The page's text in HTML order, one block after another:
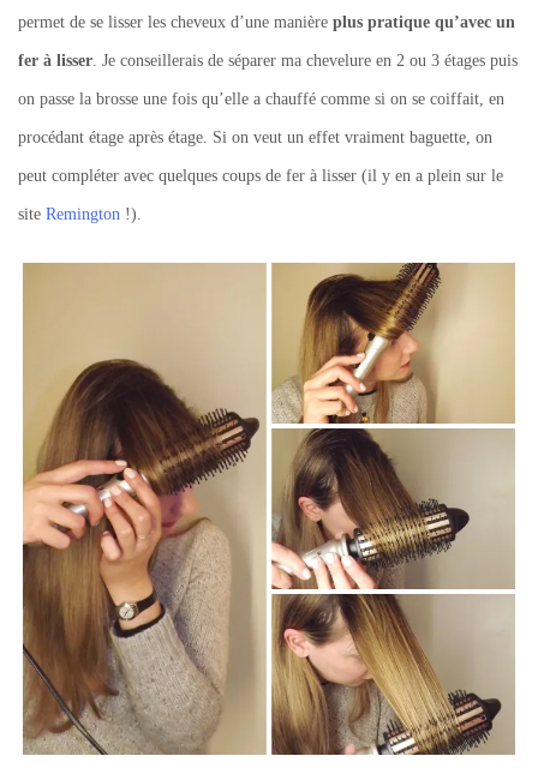
permet de se lisser les cheveux d’une manière plus pratique qu’avec un
fer à lisser. Je conseillerais de séparer ma chevelure en 2 ou 3 étages puis
on passe la brosse une fois qu’elle a chauffé comme si on se coiffait, en
procédant étage après étage. Si on veut un effet vraiment baguette, on
peut compléter avec quelques coups de fer à lisser (il y en a plein sur le
site Remington !).